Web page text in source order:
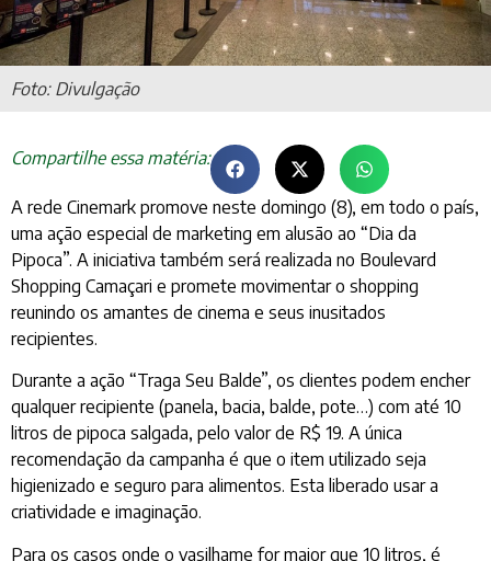
Foto: Divulgação
Compartilhe essa matéria:
A rede Cinemark promove neste domingo (8), em todo o país,
uma ação especial de marketing em alusão ao “Dia da
Pipoca”. A iniciativa também será realizada no Boulevard
Shopping Camaçari e promete movimentar o shopping
reunindo os amantes de cinema e seus inusitados
recipientes.
Durante a ação “Traga Seu Balde”, os clientes podem encher
qualquer recipiente (panela, bacia, balde, pote…) com até 10
litros de pipoca salgada, pelo valor de R$ 19. A única
recomendação da campanha é que o item utilizado seja
higienizado e seguro para alimentos. Esta liberado usar a
criatividade e imaginação.
Para os casos onde o vasilhame for maior que 10 litros, é